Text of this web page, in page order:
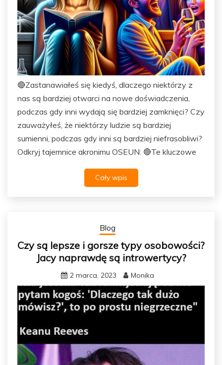
🔴Zastanawiałeś się kiedyś, dlaczego niektórzy z
nas są bardziej otwarci na nowe doświadczenia,
podczas gdy inni wydają się bardziej zamknięci? Czy
zauważyłeś, że niektórzy ludzie są bardziej
sumienni, podczas gdy inni są bardziej niefrasobliwi?
Odkryj tajemnice akronimu OSEUN: 🔴Te kluczowe
Cały wpis
Blog
Czy są lepsze i gorsze typy osobowości?
Jacy naprawdę są introwertycy?
2 marca, 2023 Monika